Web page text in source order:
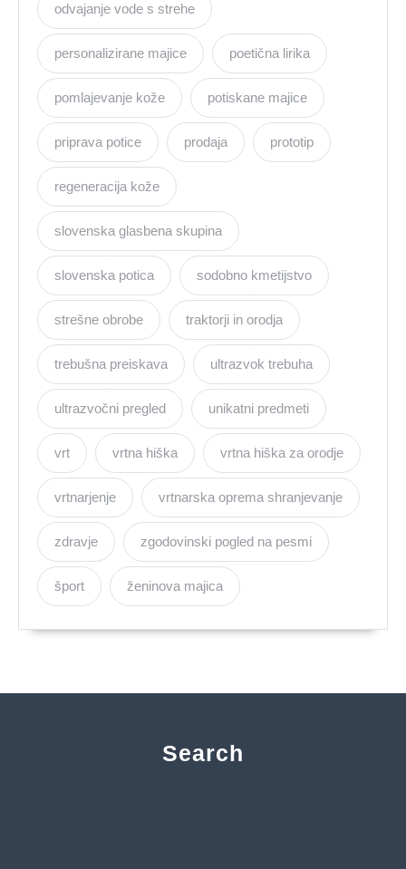
odvajanje vode s strehe
personalizirane majice poetična lirika
pomlajevanje kože potiskane majice
priprava potice prodaja prototip
regeneracija kože
slovenska glasbena skupina
slovenska potica sodobno kmetijstvo
strešne obrobe traktorji in orodja
trebušna preiskava ultrazvok trebuha
ultrazvočni pregled unikatni predmeti
vrt vrtna hiška vrtna hiška za orodje
vrtnarjenje vrtnarska oprema shranjevanje
zdravje zgodovinski pogled na pesmi
šport ženinova majica
Search